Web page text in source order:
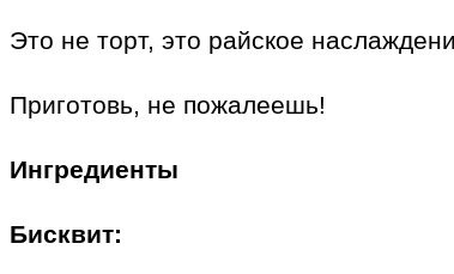
Это не торт, это райское
Приготовь, не пожалеешь!
Ингредиенты
Бисквит: